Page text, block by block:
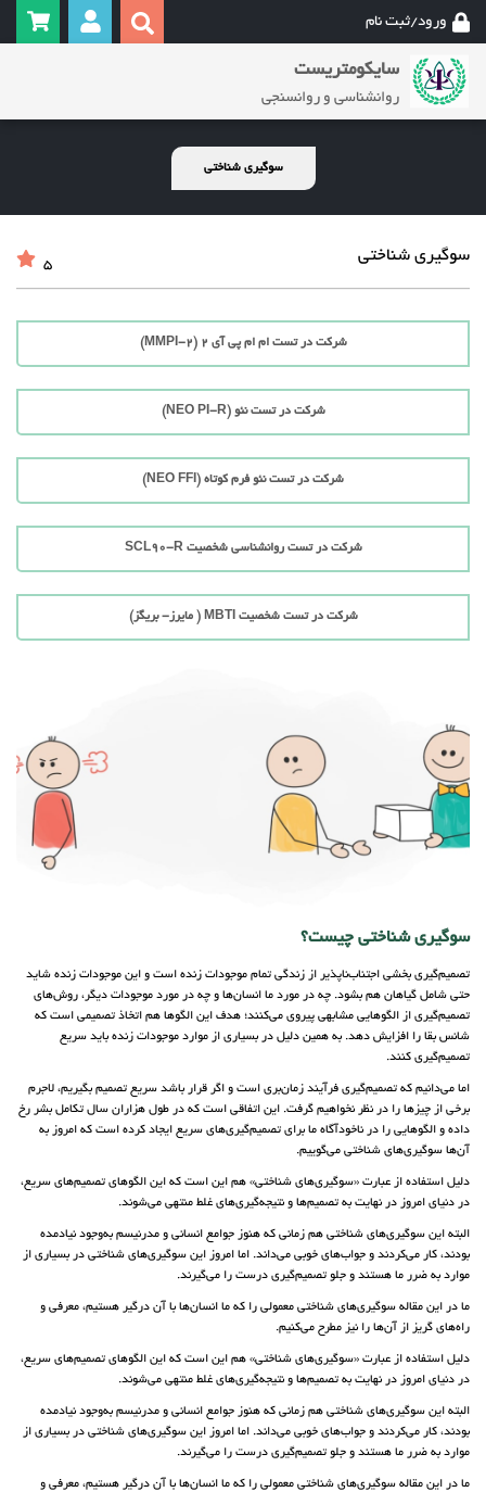
ورود/ثبت نام
سایکومتریست
روانشناسی و روانسنجی
سوگیری شناختی
سوگیری شناختی 5
شرکت در تست ام ام پی آی 2 (MMPI-2)
شرکت در تست نئو (NEO PI-R)
شرکت در تست نئو فرم کوتاه (NEO FFI)
شرکت در تست روانشناسی شخصیت SCL90-R
شرکت در تست شخصیت MBTI ( مایرز- بریگز)
سوگیری شناختی چیست؟
تصمیم‌گیری بخشی اجتناب‌ناپذیر از زندگی تمام موجودات زنده است و این موجودات زنده شاید
حتی شامل گیاهان‌ هم بشود. چه در مورد ما انسان‌ها و چه در مورد موجودات دیگر، روش‌های
تصمیم‌گیری از الگوهایی مشابهی پیروی می‌کنند؛ هدف این الگوها هم اتخاذ تصمیمی است که
شانس بقا را افزایش دهد. به همین دلیل در بسیاری از موارد موجودات زنده باید سریع
تصمیم‌گیری کنند.
اما می‌دانیم که تصمیم‌گیری فرآیند زمان‌بری است و اگر قرار باشد سریع تصمیم بگیریم، لاجرم
برخی از چیزها را در نظر نخواهیم گرفت. این اتفاقی است که در طول هزاران سال تکامل بشر رخ
داده و الگوهایی را در ناخودآگاه ما برای تصمیم‌گیری‌های سریع ایجاد کرده است که امروز به
آن‌ها سوگیری‌های شناختی می‌گوییم.
دلیل استفاده از عبارت «سوگیری‌های شناختی» هم این است که این الگوهای تصمیم‌های سریع،
در دنیای امروز در نهایت به تصمیم‌ها و نتیجه‌‌گیری‌های غلط منتهی می‌شوند.
البته این سوگیری‌های شناختی هم زمانی که هنوز جوامع انسانی و مدرنیسم به‌وجود نیادمده
بودند، کار می‌کردند و جواب‌های خوبی می‌داند. اما امروز این سوگیری‌های شناختی در بسیاری از
موارد به ضرر ما هستند و جلو تصمیم‌گیری درست را می‌گیرند.
ما در این مقاله سوگیری‌های شناختی معمولی را که ما انسان‌ها با آن درگیر هستیم، معرفی و
راه‌های گریز از آن‌ها را نیز مطرح می‌کنیم.
دلیل استفاده از عبارت «سوگیری‌های شناختی» هم این است که این الگوهای تصمیم‌های سریع،
در دنیای امروز در نهایت به تصمیم‌ها و نتیجه‌‌گیری‌های غلط منتهی می‌شوند.
البته این سوگیری‌های شناختی هم زمانی که هنوز جوامع انسانی و مدرنیسم به‌وجود نیادمده
بودند، کار می‌کردند و جواب‌های خوبی می‌داند. اما امروز این سوگیری‌های شناختی در بسیاری از
موارد به ضرر ما هستند و جلو تصمیم‌گیری درست را می‌گیرند.
ما در این مقاله سوگیری‌های شناختی معمولی را که ما انسان‌ها با آن درگیر هستیم، معرفی و